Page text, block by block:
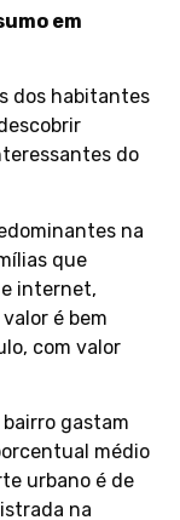
em
dos habitantes
do
na
que
internet,
é bem
com valor
gastam
médio
urbano é de
na